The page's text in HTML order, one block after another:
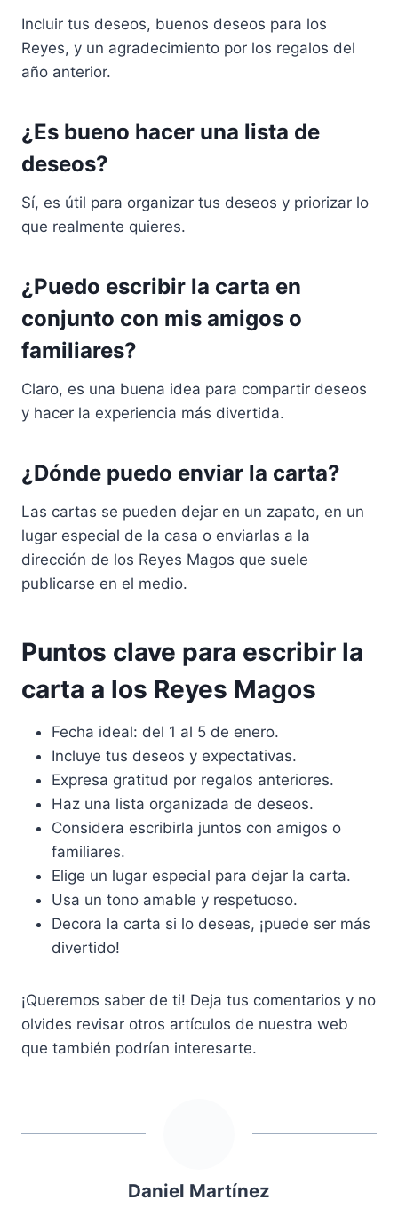
Incluir tus deseos, buenos deseos para los
Reyes, y un agradecimiento por los regalos del
año anterior.
¿Es bueno hacer una lista de
deseos?
Sí, es útil para organizar tus deseos y priorizar lo
que realmente quieres.
¿Puedo escribir la carta en
conjunto con mis amigos o
familiares?
Claro, es una buena idea para compartir deseos
y hacer la experiencia más divertida.
¿Dónde puedo enviar la carta?
Las cartas se pueden dejar en un zapato, en un
lugar especial de la casa o enviarlas a la
dirección de los Reyes Magos que suele
publicarse en el medio.
Puntos clave para escribir la
carta a los Reyes Magos
Fecha ideal: del 1 al 5 de enero.
Incluye tus deseos y expectativas.
Expresa gratitud por regalos anteriores.
Haz una lista organizada de deseos.
Considera escribirla juntos con amigos o
familiares.
Elige un lugar especial para dejar la carta.
Usa un tono amable y respetuoso.
Decora la carta si lo deseas, ¡puede ser más
divertido!
¡Queremos saber de ti! Deja tus comentarios y no
olvides revisar otros artículos de nuestra web
que también podrían interesarte.
Daniel Martínez